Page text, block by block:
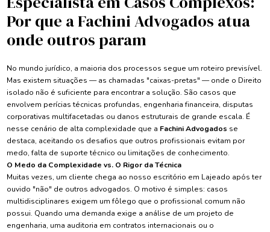
Por que a Fachini Advogados atua
onde outros param
No mundo jurídico, a maioria dos processos segue um roteiro previsível.
Mas existem situações — as chamadas "caixas-pretas" — onde o Direito
isolado não é suficiente para encontrar a solução. São casos que
envolvem perícias técnicas profundas, engenharia financeira, disputas
corporativas multifacetadas ou danos estruturais de grande escala. É
nesse cenário de alta complexidade que a Fachini Advogados se
destaca, aceitando os desafios que outros profissionais evitam por
medo, falta de suporte técnico ou limitações de conhecimento.
O Medo da Complexidade vs. O Rigor da Técnica
Muitas vezes, um cliente chega ao nosso escritório em Lajeado após ter
ouvido "não" de outros advogados. O motivo é simples: casos
multidisciplinares exigem um fôlego que o profissional comum não
possui. Quando uma demanda exige a análise de um projeto de
engenharia, uma auditoria em contratos internacionais ou o